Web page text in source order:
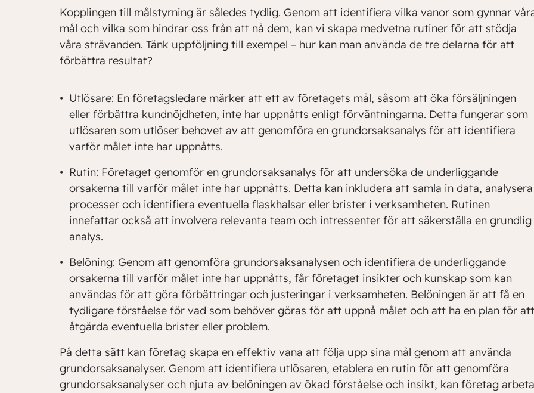
Kopplingen till målstyrning är således tydlig. Genom att identifiera vilka vanor som gynnar
mål och vilka som hindrar oss från att nå dem, kan vi skapa medvetna rutiner för att stödja
våra strävanden. Tänk uppföljning till exempel – hur kan man använda de tre delarna för att
förbättra resultat?
Utlösare: En företagsledare märker att ett av företagets mål, såsom att öka försäljningen
eller förbättra kundnöjdheten, inte har uppnåtts enligt förväntningarna. Detta fungerar som
utlösaren som utlöser behovet av att genomföra en grundorsaksanalys för att identifiera
varför målet inte har uppnåtts.
Rutin: Företaget genomför en grundorsaksanalys för att undersöka de underliggande
orsakerna till varför målet inte har uppnåtts. Detta kan inkludera att samla in data, analysera
processer och identifiera eventuella flaskhalsar eller brister i verksamheten. Rutinen
innefattar också att involvera relevanta team och intressenter för att säkerställa en grundlig
analys.
Belöning: Genom att genomföra grundorsaksanalysen och identifiera de underliggande
orsakerna till varför målet inte har uppnåtts, får företaget insikter och kunskap som kan
användas för att göra förbättringar och justeringar i verksamheten. Belöningen är att få en
tydligare förståelse för vad som behöver göras för att uppnå målet och att ha en plan för att
åtgärda eventuella brister eller problem.
På detta sätt kan företag skapa en effektiv vana att följa upp sina mål genom att använda
grundorsaksanalyser. Genom att identifiera utlösaren, etablera en rutin för att genomföra
grundorsaksanalyser och njuta av belöningen av ökad förståelse och insikt, kan företag arbeta